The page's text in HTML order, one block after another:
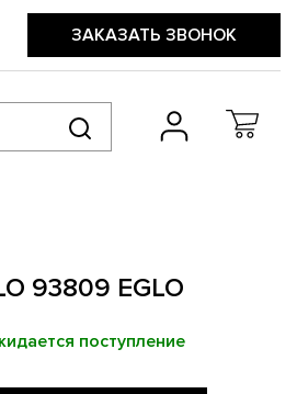
ЗАКАЗАТЬ ЗВОНОК
93809 EGLO
поступление